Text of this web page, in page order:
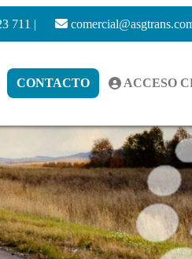
711 |
CONTACTO ACCESO